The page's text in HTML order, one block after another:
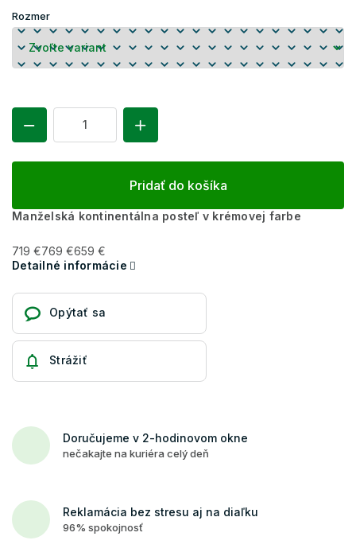
Rozmer
Pridať do košíka
Manželská kontinentálna posteľ v krémovej farbe
719 €769 €659 €
Detailné informácie
Opýtať sa
Strážiť
Doručujeme v 2-hodinovom okne
nečakajte na kuriéra celý deň
Reklamácia bez stresu aj na diaľku
96% spokojnosť